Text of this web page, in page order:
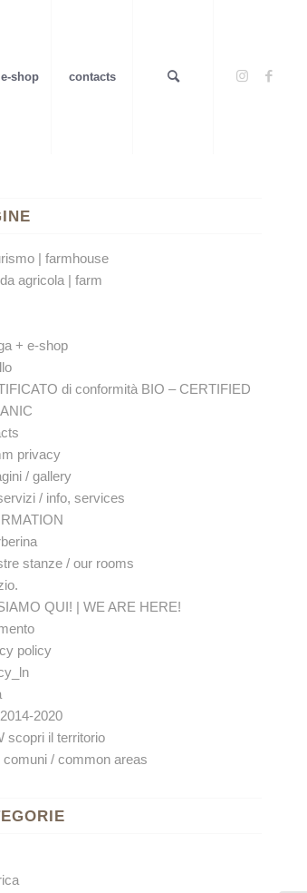
shop contacts
| farmhouse
agricola | farm
+ e-shop
di conformità BIO – CERTIFIED
privacy
/ gallery
/ info, services
stanze / our rooms
QUI! | WE ARE HERE!
policy
2020
scopri il territorio
comuni / common areas